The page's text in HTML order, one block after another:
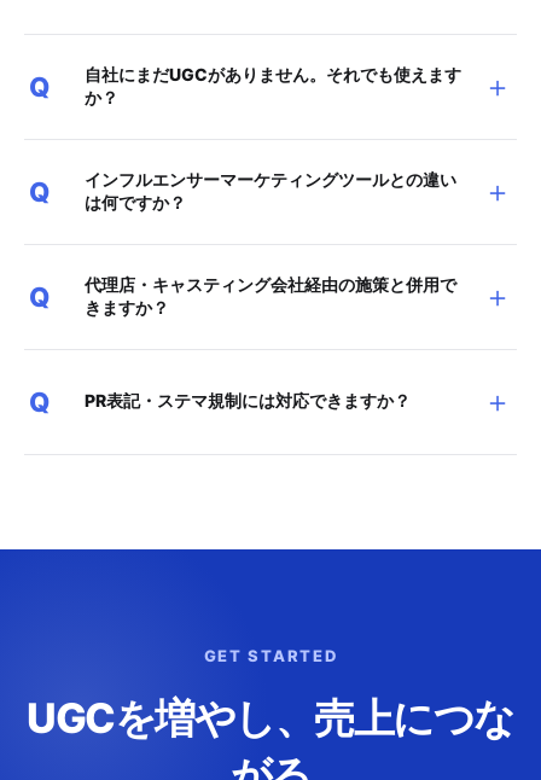
Q
自社にまだUGCがありません。それでも使えます
か？
＋
Q
インフルエンサーマーケティングツールとの違い
は何ですか？
＋
Q
代理店・キャスティング会社経由の施策と併用で
きますか？
＋
Q PR表記・ステマ規制には対応できますか？ ＋
GET STARTED
UGCを増やし、売上につな